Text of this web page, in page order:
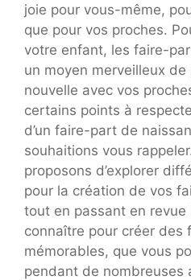
joie pour vous-même,
que pour vos proches.
votre enfant, les faire-
un moyen merveilleux
nouvelle avec vos
certains points à
d’un faire-part de
souhaitions vous
proposons d’explorer
pour la création de vos
tout en passant en revue
connaître pour créer des
mémorables, que vous
pendant de nombreuses